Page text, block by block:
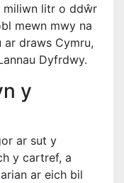
miliwn litr o ddŵr
mewn mwy na
ar draws Cymru,
Dyfrdwy.
y
ar sut y
y cartref, a
ar eich bil